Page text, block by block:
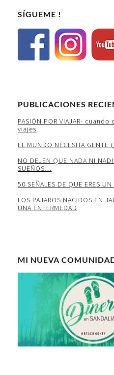
SÍGUEME !
PUBLICACIONES
PASIÓN POR VIAJAR-
viajes
EL MUNDO NECESITA GENTE
NO DEJEN QUE NADA NI
SUEÑOS…
50 SEÑALES DE QUE ERES
LOS PAJAROS NACIDOS EN
UNA ENFERMEDAD
MI NUEVA